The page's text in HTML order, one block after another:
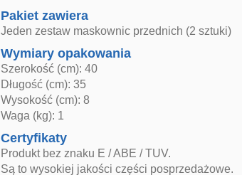
Pakiet zawiera
Jeden zestaw maskownic przednich (2 sztuki)
Wymiary opakowania
Szerokość (cm): 40
Długość (cm): 35
Wysokość (cm): 8
Waga (kg): 1
Certyfikaty
Produkt bez znaku E / ABE / TUV.
Są to wysokiej jakości części posprzedażowe.